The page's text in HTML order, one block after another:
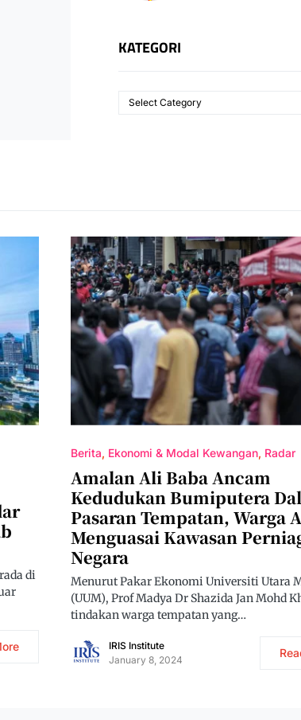
KATEGORI
di
Berita Ekonomi & Modal Kewangan Radar
Amalan Ali Baba Ancam
Kedudukan Bumiputera
Pasaran Tempatan, Warga
Menguasai Kawasan
Negara
Menurut Pakar Ekonomi Universiti Utara
(UUM), Prof Madya Dr Shazida Jan Mohd
tindakan warga tempatan yang…
IRIS Institute
January 8, 2024